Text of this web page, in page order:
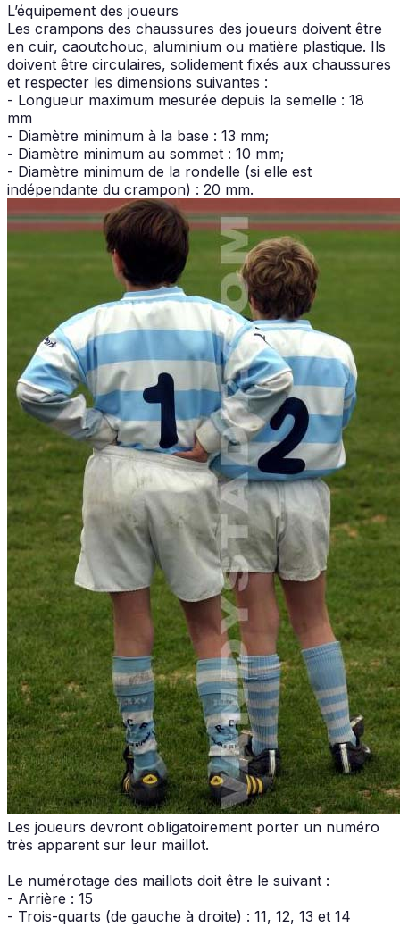
L’équipement des joueurs
Les crampons des chaussures des joueurs doivent être
en cuir, caoutchouc, aluminium ou matière plastique. Ils
doivent être circulaires, solidement fixés aux chaussures
et respecter les dimensions suivantes :
- Longueur maximum mesurée depuis la semelle : 18
mm
- Diamètre minimum à la base : 13 mm;
- Diamètre minimum au sommet : 10 mm;
- Diamètre minimum de la rondelle (si elle est
indépendante du crampon) : 20 mm.
Les joueurs devront obligatoirement porter un numéro
très apparent sur leur maillot.
Le numérotage des maillots doit être le suivant :
- Arrière : 15
- Trois-quarts (de gauche à droite) : 11, 12, 13 et 14